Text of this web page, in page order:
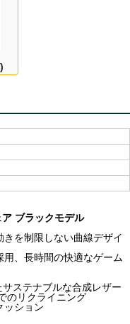
ブラックモデル
を制限しない曲線デザイ
、長時間の快適なゲーム
ステナブルな合成レザー
のリクライニング
ッション